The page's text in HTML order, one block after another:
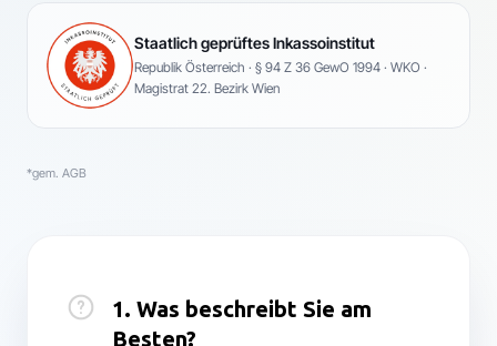
Staatlich geprüftes Inkassoinstitut
Republik Österreich · § 94 Z 36 GewO 1994 · WKO ·
Magistrat 22. Bezirk Wien
*gem. AGB